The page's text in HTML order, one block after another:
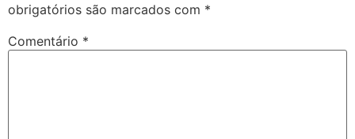
obrigatórios são marcados com *
Comentário *